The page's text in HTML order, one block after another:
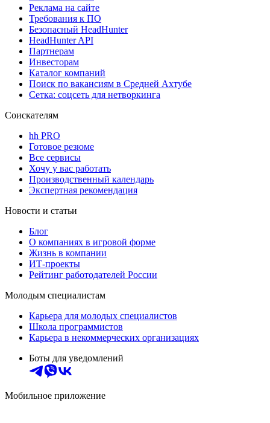
Реклама на сайте
Требования к ПО
Безопасный HeadHunter
HeadHunter API
Партнерам
Инвесторам
Каталог компаний
Поиск по вакансиям в Средней Ахтубе
Сетка: соцсеть для нетворкинга
Соискателям
hh PRO
Готовое резюме
Все сервисы
Хочу у вас работать
Производственный календарь
Экспертная рекомендация
Новости и статьи
Блог
О компаниях в игровой форме
Жизнь в компании
ИТ-проекты
Рейтинг работодателей России
Молодым специалистам
Карьера для молодых специалистов
Школа программистов
Карьера в некоммерческих организациях
Боты для уведомлений
Мобильное приложение